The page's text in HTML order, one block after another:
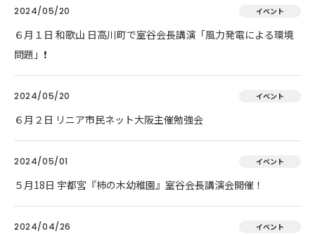
2024/05/20 イベント
６月１日 和歌山 日高川町で室谷会長講演「風力発電による環境
問題」❗
2024/05/20 イベント
６月２日 リニア市民ネット大阪主催勉強会
2024/05/01 イベント
５月18日 宇都宮『柿の木幼稚園』室谷会長講演会開催！
2024/04/26 イベント